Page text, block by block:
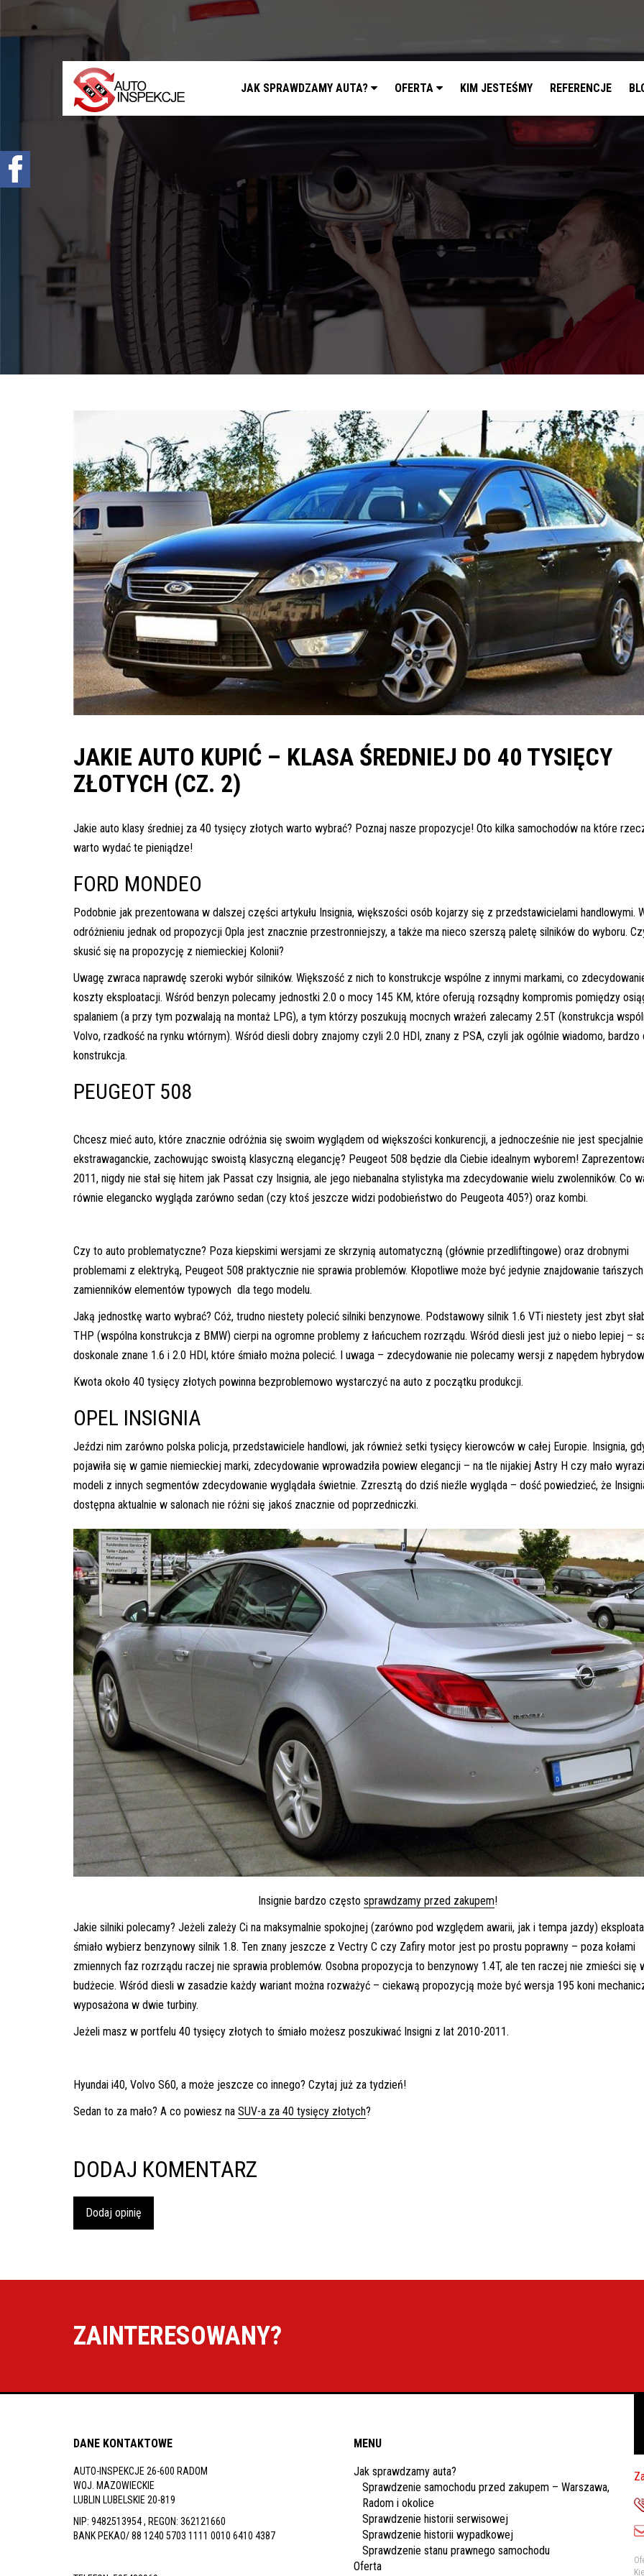
JAK SPRAWDZAMY AUTA? OFERTA KIM JESTEŚMY REFERENCJE
Sprawdzenie samochodu przed zakupem –
Sprawdzenie historii serwisowej
Sprawdzenie historii wypadkowej
Sprawdzenie stanu prawnego samochodu
Oferta
Sprawdzenie samochodu w Polsce
Sprowadzenie samochodu z zagranicy na
Znajdziemy Ci auto
Diagnostyka komputerowa – Radom, Warszawa i
Pomoc w znalezieniu auta w Polsce
Wyszukiwanie samochodu w ogłoszeniach
Zamów inspekcję
kontakt@auto-
inspekcje.pl
JAKIE AUTO KUPIĆ – KLASA ŚREDNIEJ DO 40 TYSIĘCY
ZŁOTYCH (CZ. 2)
Jakie auto klasy średniej za 40 tysięcy złotych warto wybrać? Poznaj nasze propozycje! Oto kilka samochodów na które
warto wydać te pieniądze!
FORD MONDEO
Podobnie jak prezentowana w dalszej części artykułu Insignia, większości osób kojarzy się z przedstawicielami handlowymi.
odróżnieniu jednak od propozycji Opla jest znacznie przestronniejszy, a także ma nieco szerszą paletę silników do wyboru.
skusić się na propozycję z niemieckiej Kolonii?
Uwagę zwraca naprawdę szeroki wybór silników. Większość z nich to konstrukcje wspólne z innymi markami, co
koszty eksploatacji. Wśród benzyn polecamy jednostki 2.0 o mocy 145 KM, które oferują rozsądny kompromis pomiędzy
spalaniem (a przy tym pozwalają na montaż LPG), a tym którzy poszukują mocnych wrażeń zalecamy 2.5T (konstrukcja
Volvo, rzadkość na rynku wtórnym). Wśród diesli dobry znajomy czyli 2.0 HDI, znany z PSA, czyli jak ogólnie wiadomo, bardzo
konstrukcja.
PEUGEOT 508
Chcesz mieć auto, które znacznie odróżnia się swoim wyglądem od większości konkurencji, a jednocześnie nie jest specjalnie
ekstrawaganckie, zachowując swoistą klasyczną elegancję? Peugeot 508 będzie dla Ciebie idealnym wyborem!
2011, nigdy nie stał się hitem jak Passat czy Insignia, ale jego niebanalna stylistyka ma zdecydowanie wielu zwolenników. Co
równie elegancko wygląda zarówno sedan (czy ktoś jeszcze widzi podobieństwo do Peugeota 405?) oraz kombi.
Czy to auto problematyczne? Poza kiepskimi wersjami ze skrzynią automatyczną (głównie przedliftingowe) oraz drobnymi
problemami z elektryką, Peugeot 508 praktycznie nie sprawia problemów. Kłopotliwe może być jedynie znajdowanie tańszych
zamienników elementów typowych dla tego modelu.
Jaką jednostkę warto wybrać? Cóż, trudno niestety polecić silniki benzynowe. Podstawowy silnik 1.6 VTi niestety jest zbyt
THP (wspólna konstrukcja z BMW) cierpi na ogromne problemy z łańcuchem rozrządu. Wśród diesli jest już o niebo lepiej –
doskonale znane 1.6 i 2.0 HDI, które śmiało można polecić. I uwaga – zdecydowanie nie polecamy wersji z napędem
Kwota około 40 tysięcy złotych powinna bezproblemowo wystarczyć na auto z początku produkcji.
OPEL INSIGNIA
Jeździ nim zarówno polska policja, przedstawiciele handlowi, jak również setki tysięcy kierowców w całej Europie. Insignia,
pojawiła się w gamie niemieckiej marki, zdecydowanie wprowadziła powiew elegancji – na tle nijakiej Astry H czy mało
modeli z innych segmentów zdecydowanie wyglądała świetnie. Zzresztą do dziś nieźle wygląda – dość powiedzieć, że
dostępna aktualnie w salonach nie różni się jakoś znacznie od poprzedniczki.
Insignie bardzo częstosprawdzamy przed zakupem!
Jakie silniki polecamy? Jeżeli zależy Ci na maksymalnie spokojnej (zarówno pod względem awarii, jak i tempa jazdy)
śmiało wybierz benzynowy silnik 1.8. Ten znany jeszcze z Vectry C czy Zafiry motor jest po prostu poprawny – poza kołami
zmiennych faz rozrządu raczej nie sprawia problemów. Osobna propozycja to benzynowy 1.4T, ale ten raczej nie zmieści się
budżecie. Wśród diesli w zasadzie każdy wariant można rozważyć – ciekawą propozycją może być wersja 195 koni
wyposażona w dwie turbiny.
Jeżeli masz w portfelu 40 tysięcy złotych to śmiało możesz poszukiwać Insigni z lat 2010-2011.
Hyundai i40, Volvo S60, a może jeszcze co innego? Czytaj już za tydzień!
Sedan to za mało? A co powiesz na SUV-a za 40 tysięcy złotych?
DODAJ KOMENTARZ
Dodaj opinię
ZAINTERESOWANY?
DANE KONTAKTOWE
AUTO-INSPEKCJE 26-600 RADOM
WOJ. MAZOWIECKIE
LUBLIN LUBELSKIE 20-819
NIP: 9482513954 , REGON: 362121660
BANK PEKAO/ 88 1240 5703 1111 0010 6410 4387
MENU
Jak sprawdzamy auta?
Sprawdzenie samochodu przed zakupem – Warszawa,
Radom i okolice
Sprawdzenie historii serwisowej
Sprawdzenie historii wypadkowej
Sprawdzenie stanu prawnego samochodu
Oferta